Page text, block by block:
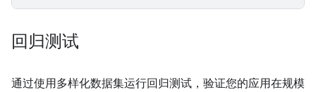
回归测试
通过使用多样化数据集运行回归测试，验证您的应用在规模